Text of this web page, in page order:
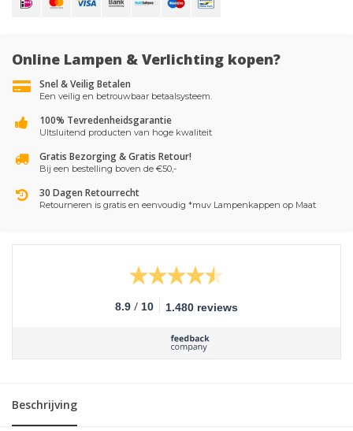
Online Lampen & Verlichting kopen?
Snel & Veilig Betalen
Een veilig en betrouwbaar betaalsysteem.
100% Tevredenheidsgarantie
UItsluitend producten van hoge kwaliteit
Gratis Bezorging & Gratis Retour!
Bij een bestelling boven de €50,-
30 Dagen Retourrecht
Retourneren is gratis en eenvoudig *muv Lampenkappen op Maat
8.9 / 10 1.480 reviews
Beschrijving